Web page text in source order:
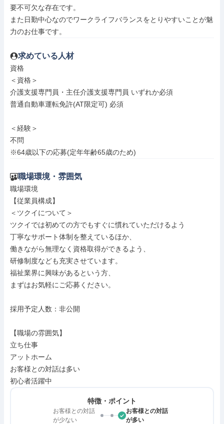
要不可欠な存在です。
また日勤中心なのでワークライフバランスをとりやすいことが魅
力のお仕事です。
求めている人材
資格
＜資格＞
介護支援専門員・主任介護支援専門員 いずれか必須
普通自動車運転免許(AT限定可) 必須
＜経験＞
不問
※64歳以下の応募(定年年齢65歳のため)
職場環境・雰囲気
職場環境
【従業員構成】
＜ツクイについて＞
ツクイでは初めての方でもすぐに慣れていただけるよう
丁寧なサポート体制を整えているほか、
働きながら無理なく資格取得ができるよう、
研修制度なども充実させています。
福祉業界に興味があるという方、
まずはお気軽にご応募ください。
採用予定人数：非公開
【職場の雰囲気】
立ち仕事
アットホーム
お客様との対話は多い
初心者活躍中
特徴・ポイント
お客様との対話
が少ない
お客様との対話
が多い